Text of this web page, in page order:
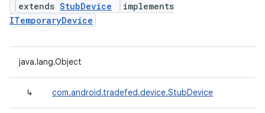
extends StubDevice
implements
ITemporaryDevice
java.lang.Object
↳ com.android.tradefed.device.StubDevice